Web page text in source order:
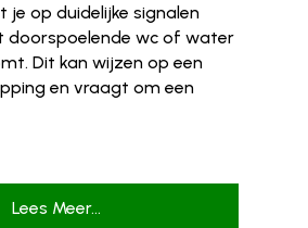
je op duidelijke signalen
doorspoelende wc of water
Dit kan wijzen op een
en vraagt om een
Lees Meer...